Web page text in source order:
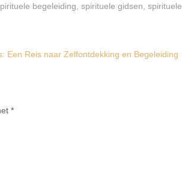
begeleiding spirituele gidsen spirituele
Een Reis naar Zelfontdekking en Begeleiding
*